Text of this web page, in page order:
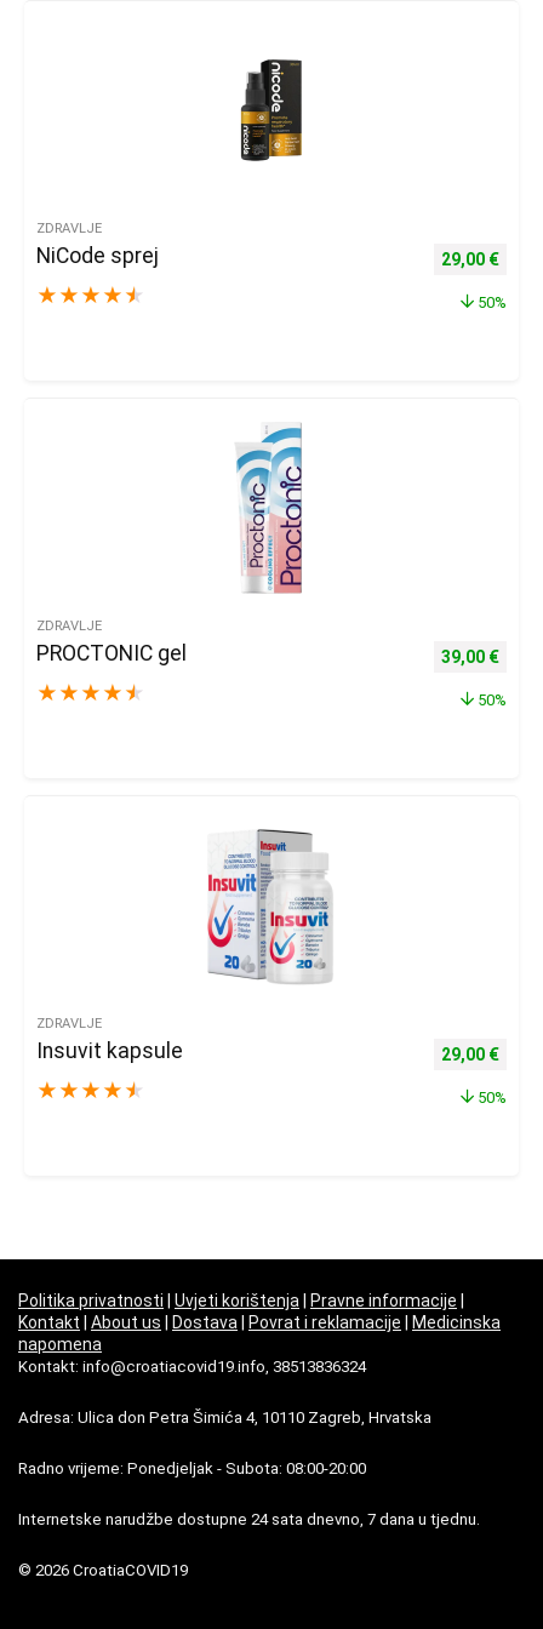
ZDRAVLJE
NiCode sprej
★ ★ ★ ★ ★
Izvorna
29,00 €
50%
ZDRAVLJE
PROCTONIC gel
★ ★ ★ ★ ★
Izvorna
39,00 €
50%
ZDRAVLJE
Insuvit kapsule
★ ★ ★ ★ ★
Izvorna
29,00 €
50%
Politika privatnosti | Uvjeti korištenja | Pravne informacije |
Kontakt | About us | Dostava | Povrat i reklamacije | Medicinska
napomena
Kontakt: info@croatiacovid19.info, 38513836324
Adresa: Ulica don Petra Šimića 4, 10110 Zagreb, Hrvatska
Radno vrijeme: Ponedjeljak - Subota: 08:00-20:00
Internetske narudžbe dostupne 24 sata dnevno, 7 dana u tjednu.
© 2026 CroatiaCOVID19